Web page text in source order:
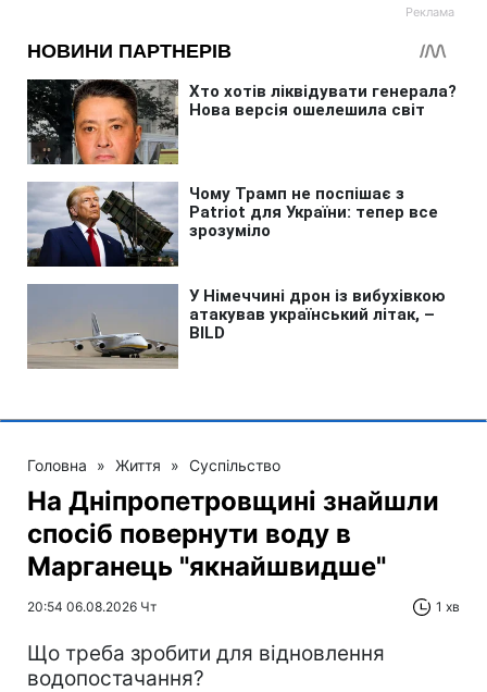
Головна » Життя » Суспільство
На Дніпропетровщині знайшли
спосіб повернути воду в
Марганець "якнайшвидше"
20:54 06.08.2026 Чт 1 хв
Що треба зробити для відновлення
водопостачання?